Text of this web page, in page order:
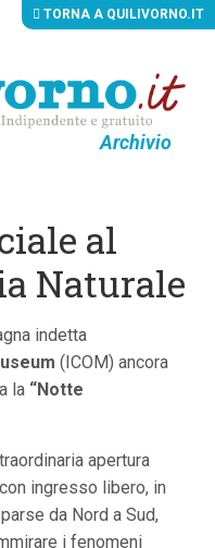
Archivio
TORNA A QUILIVORNO.IT
al
Naturale
indetta
(ICOM) ancora
la “Notte
apertura
ingresso libero, in
da Nord a Sud,
i fenomeni